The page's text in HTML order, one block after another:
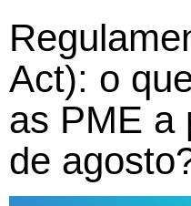
Act): o
as PME a
de